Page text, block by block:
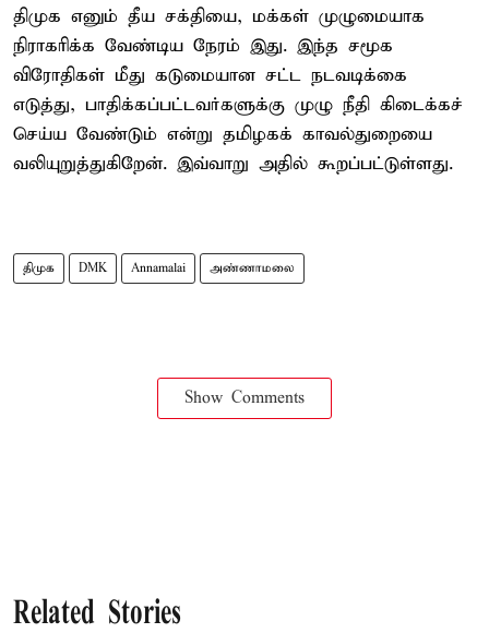
திமுக எனும் தீய சக்தியை, மக்கள் முழுமையாக
நிராகரிக்க வேண்டிய நேரம் இது. இந்த சமூக
விரோதிகள் மீது கடுமையான சட்ட நடவடிக்கை
எடுத்து, பாதிக்கப்பட்டவர்களுக்கு முழு நீதி கிடைக்கச்
செய்ய வேண்டும் என்று தமிழகக் காவல்துறையை
வலியுறுத்துகிறேன். இவ்வாறு அதில் கூறப்பட்டுள்ளது.
திமுக DMK Annamalai அண்ணாமலை
Show Comments
Related Stories